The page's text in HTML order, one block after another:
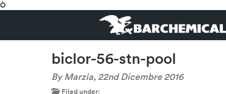
Ò
biclor-56-stn-pool
By Marzia,22nd Dicembre 2016
Filed under: